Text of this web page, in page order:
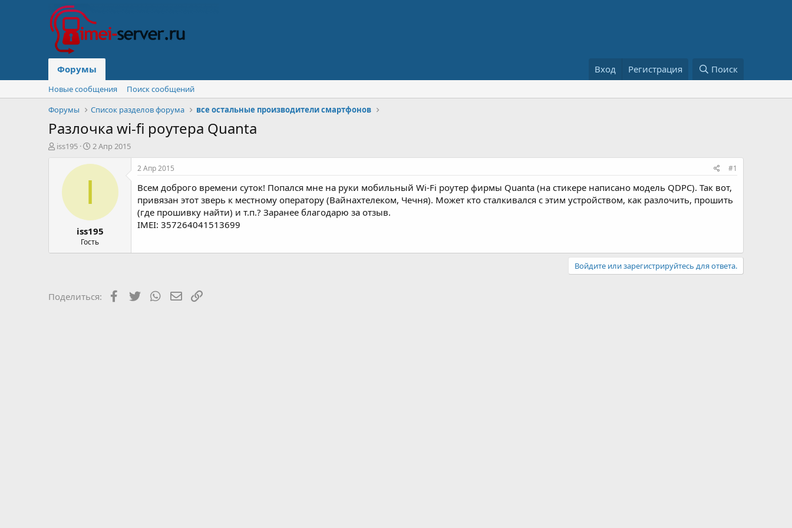
Форумы Вход Регистрация Поиск
Новые сообщения
Поиск сообщений
Форумы
Список разделов форума все остальные производители смартфонов
Разлочка wi-fi роутера Quanta
А
iss195
Д
т
а
л
а
2 Апр 2015
I
iss195
Гость
2 Апр 2015 #1
Всем доброго времени суток! Попался мне на руки мобильный Wi-Fi роутер фирмы Quanta (на стикере написано модель QDPC). Так вот,
привязан этот зверь к местному оператору (Вайнахтелеком, Чечня). Может кто сталкивался с этим устройством, как разлочить, прошить
(где прошивку найти) и т.п.? Заранее благодарю за отзыв.
IMEI: 357264041513699
Войдите или зарегистрируйтесь для ответа.
Поделиться: Facebook
TwitterWhatsAppЭлектронная почта
Ссылка